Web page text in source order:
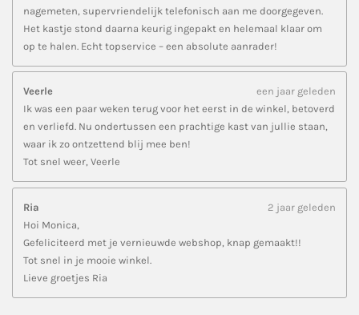
nagemeten, supervriendelijk telefonisch aan me doorgegeven.
Het kastje stond daarna keurig ingepakt en helemaal klaar om
op te halen. Echt topservice – een absolute aanrader!
Veerle
een jaar geleden
Ik was een paar weken terug voor het eerst in de winkel, betoverd
en verliefd. Nu ondertussen een prachtige kast van jullie staan,
waar ik zo ontzettend blij mee ben!
Tot snel weer, Veerle
Ria
2 jaar geleden
Hoi Monica,
Gefeliciteerd met je vernieuwde webshop, knap gemaakt!!
Tot snel in je mooie winkel.
Lieve groetjes Ria